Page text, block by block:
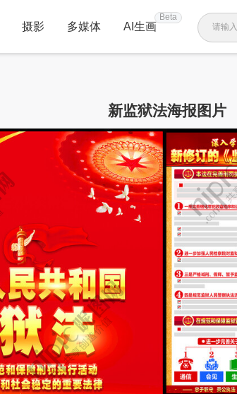
摄影 多媒体 AI生画
Beta
请输入
新监狱法海报图片